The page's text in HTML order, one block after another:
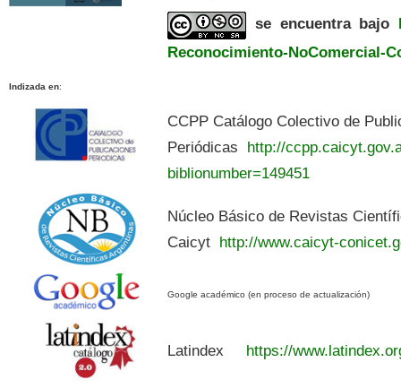
se encuentra bajo
Reconocimiento-NoComercial-
Indizada en:
CCPP Catálogo Colectivo de
Periódicas http://
biblionumber=149451
Núcleo Básico de Revistas
Caicyt http://www.caicyt-
Google académico (en proceso de actualización)
Latindex https://